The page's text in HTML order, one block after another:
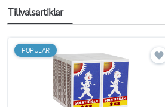
Tillvalsartiklar
POPULÄR